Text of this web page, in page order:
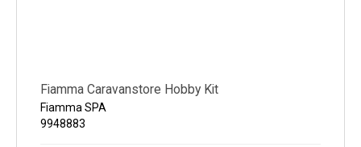
Fiamma Caravanstore Hobby Kit
Fiamma SPA
9948883